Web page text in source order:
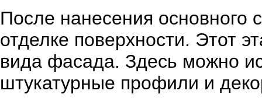
После нанесения основного
отделке поверхности. Этот
вида фасада. Здесь можно
штукатурные профили и